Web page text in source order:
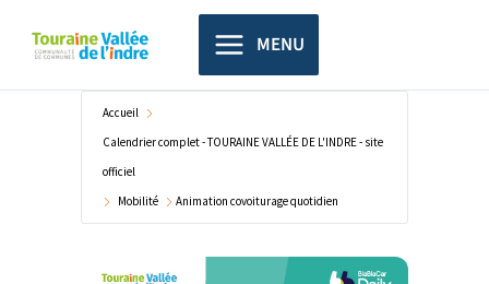
principal
MENU
Accueil
Calendrier complet - TOURAINE VALLÉE DE L'INDRE - site
officiel
Mobilité
Animation covoiturage quotidien